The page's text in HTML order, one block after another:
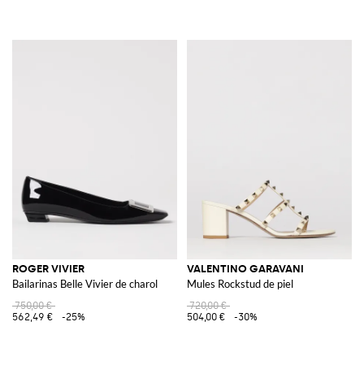
ROGER VIVIER
Bailarinas Belle Vivier de charol
750,00 €
562,49 €
-25%
VALENTINO GARAVANI
Mules Rockstud de piel
720,00 €
504,00 €
-30%